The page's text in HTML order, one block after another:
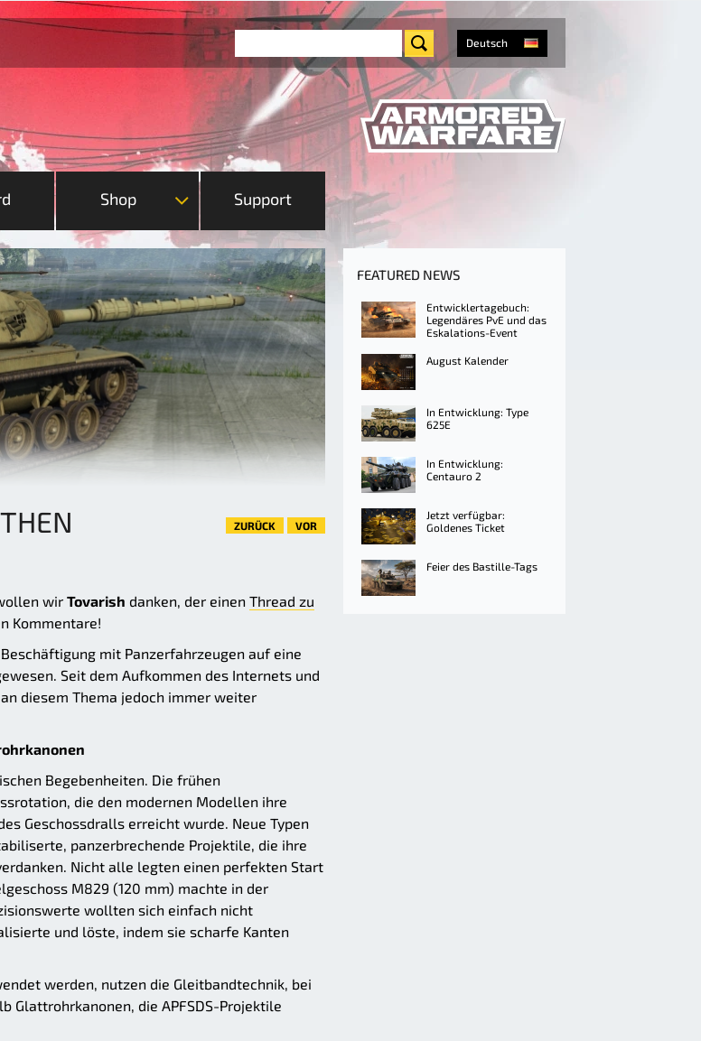
Deutsch
Shop Support
ZURÜCK VOR
wir Tovarish danken, der einen Thread zu
Kommentare!
mit Panzerfahrzeugen auf eine
Seit dem Aufkommen des Internets und
diesem Thema jedoch immer weiter
Begebenheiten. Die frühen
die den modernen Modellen ihre
Geschossdralls erreicht wurde. Neue Typen
panzerbrechende Projektile, die ihre
Nicht alle legten einen perfekten Start
M829 (120 mm) machte in der
wollten sich einfach nicht
und löste, indem sie scharfe Kanten
werden, nutzen die Gleitbandtechnik, bei
Glattrohrkanonen, die APFSDS-Projektile
FEATURED NEWS
Entwicklertagebuch:
Legendäres PvE und das
Eskalations-Event
August Kalender
In Entwicklung: Type
625E
In Entwicklung:
Centauro 2
Jetzt verfügbar:
Goldenes Ticket
Feier des Bastille-Tags